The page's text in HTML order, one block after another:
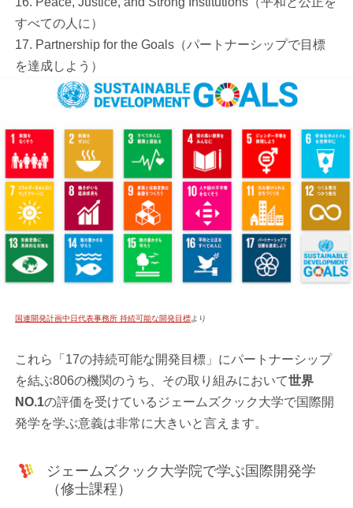
すべての人に）
17. Partnership for the Goals（パートナーシップで目標
を達成しよう）
国連開発計画中日代表事務所 持続可能な開発目標より
これら「17の持続可能な開発目標」にパートナーシップ
を結ぶ806の機関のうち、その取り組みにおいて世界
NO.1の評価を受けているジェームズクック大学で国際開
発学を学ぶ意義は非常に大きいと言えます。
ジェームズクック大学院で学ぶ国際開発学
（修士課程）